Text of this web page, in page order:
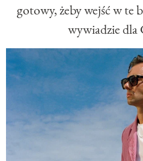
gotowy, żeby wejść w te
wywiadzie